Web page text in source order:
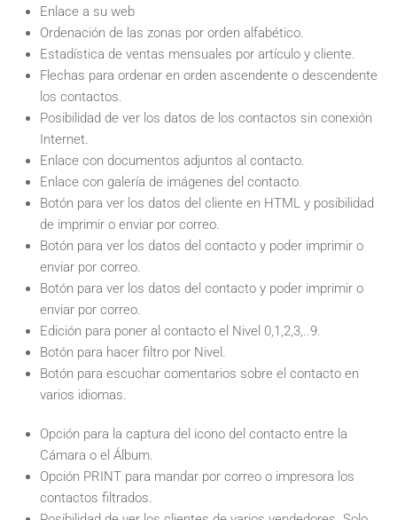
Enlace a su web
Ordenación de las zonas por orden alfabético.
Estadística de ventas mensuales por artículo y cliente.
Flechas para ordenar en orden ascendente o descendente
los contactos.
Posibilidad de ver los datos de los contactos sin conexión
Internet.
Enlace con documentos adjuntos al contacto.
Enlace con galería de imágenes del contacto.
Botón para ver los datos del cliente en HTML y posibilidad
de imprimir o enviar por correo.
Botón para ver los datos del contacto y poder imprimir o
enviar por correo.
Botón para ver los datos del contacto y poder imprimir o
enviar por correo.
Edición para poner al contacto el Nivel 0,1,2,3,..9.
Botón para hacer filtro por Nivel.
Botón para escuchar comentarios sobre el contacto en
varios idiomas.
Opción para la captura del icono del contacto entre la
Cámara o el Álbum.
Opción PRINT para mandar por correo o impresora los
contactos filtrados.